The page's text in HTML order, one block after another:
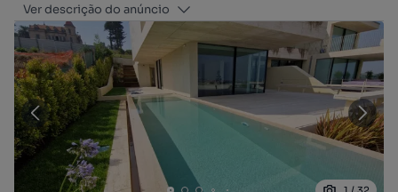
Ver descrição do anúncio